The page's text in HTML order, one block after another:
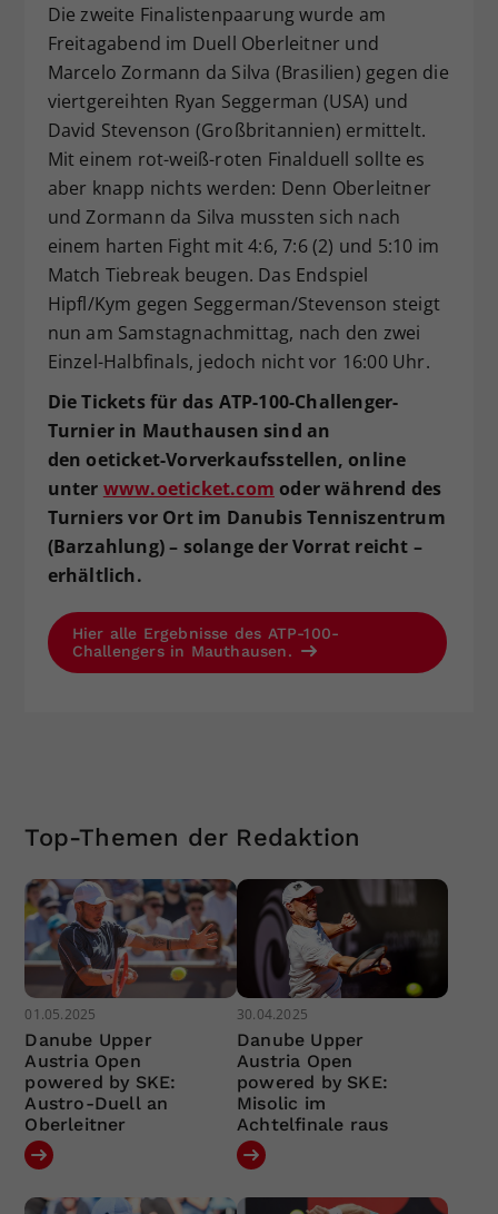
Die zweite Finalistenpaarung wurde am
Freitagabend im Duell Oberleitner und
Marcelo Zormann da Silva (Brasilien) gegen die
viertgereihten Ryan Seggerman (USA) und
David Stevenson (Großbritannien) ermittelt.
Mit einem rot-weiß-roten Finalduell sollte es
aber knapp nichts werden: Denn Oberleitner
und Zormann da Silva mussten sich nach
einem harten Fight mit 4:6, 7:6 (2) und 5:10 im
Match Tiebreak beugen. Das Endspiel
Hipfl/Kym gegen Seggerman/Stevenson steigt
nun am Samstagnachmittag, nach den zwei
Einzel-Halbfinals, jedoch nicht vor 16:00 Uhr.
Die Tickets für das ATP-100-Challenger-
Turnier in Mauthausen sind an
den oeticket-Vorverkaufsstellen, online
unter www.oeticket.com oder während des
Turniers vor Ort im Danubis Tenniszentrum
(Barzahlung) – solange der Vorrat reicht –
erhältlich.
Hier alle Ergebnisse des ATP-100-
Challengers in Mauthausen.
Top-Themen der Redaktion
01.05.2025
Danube Upper
Austria Open
powered by SKE:
Austro-Duell an
Oberleitner
30.04.2025
Danube Upper
Austria Open
powered by SKE:
Misolic im
Achtelfinale raus